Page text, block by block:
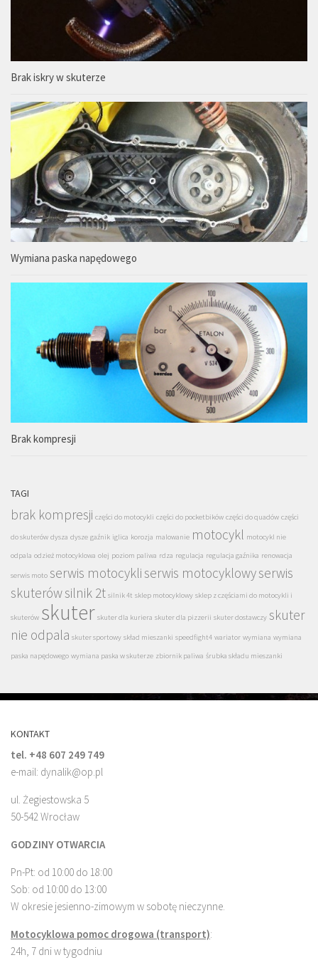
Brak iskry w skuterze
Wymiana paska napędowego
Brak kompresji
TAGI
brak kompresji części do motocykli części do pocketbików części do quadów części
do skuterów dysza dysze gaźnik iglica korozja malowanie motocykl motocykl nie
odpala odzież motocyklowa olej poziom paliwa rdza regulacja regulacja gaźnika renowacja
serwis moto serwis motocykliserwis motocyklowyserwis
skuterówsilnik 2t silnik 4t sklep motocyklowy sklep z częściami do motocykli i
skuterów skuter skuter dla kuriera skuter dla pizzerii skuter dostawczy skuter
nie odpala skuter sportowy skład mieszanki speedfight4 wariator wymiana wymiana
paska napędowego wymiana paska w skuterze zbiornik paliwa śrubka składu mieszanki
KONTAKT
tel. +48 607 249 749
e-mail: dynalik@op.pl
ul. Żegiestowska 5
50-542 Wrocław
GODZINY OTWARCIA
Pn-Pt: od 10:00 do 18:00
Sob: od 10:00 do 13:00
W okresie jesienno-zimowym w sobotę nieczynne.
Motocyklowa pomoc drogowa (transport):
24h, 7 dni w tygodniu